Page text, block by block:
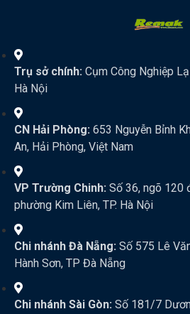
Trụ sở chính: Cụm Công Nghiệp
Hà Nội
CN Hải Phòng: 653 Nguyễn Bỉnh
An, Hải Phòng, Việt Nam
VP Trường Chinh: Số 36, ngõ 120
phường Kim Liên, TP. Hà Nội
Chi nhánh Đà Nẵng: Số 575 Lê
Hành Sơn, TP Đà Nẵng
Chi nhánh Sài Gòn: Số 181/7